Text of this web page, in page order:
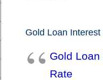
Gold Loan
Gold
Rate